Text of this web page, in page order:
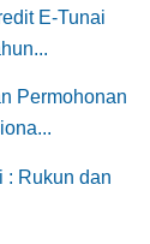
E-Tunai
Permohonan
: Rukun dan